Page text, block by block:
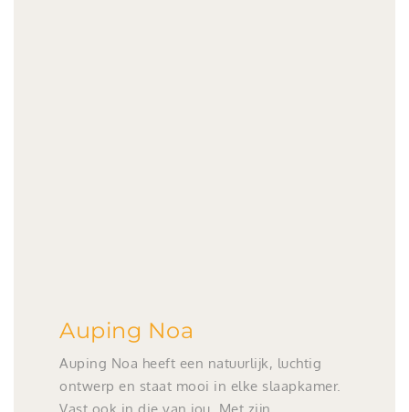
Auping Noa
Auping Noa heeft een natuurlijk, luchtig
ontwerp en staat mooi in elke slaapkamer.